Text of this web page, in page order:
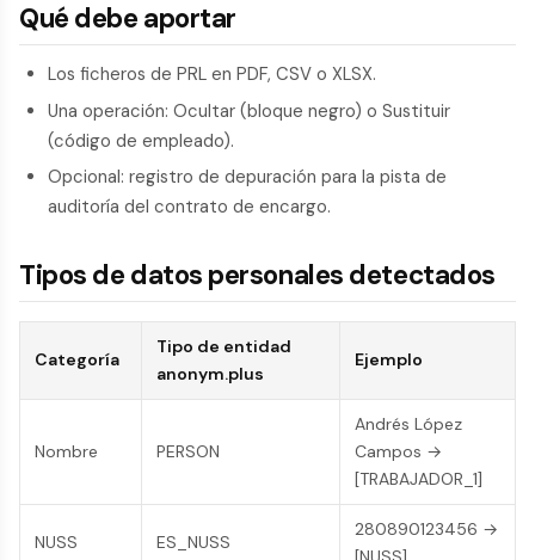
Qué debe aportar
Los ficheros de PRL en PDF, CSV o XLSX.
Una operación: Ocultar (bloque negro) o Sustituir
(código de empleado).
Opcional: registro de depuración para la pista de
auditoría del contrato de encargo.
Tipos de datos personales detectados
Categoría
Tipo de entidad
anonym.plus
Ejemplo
Nombre PERSON
Andrés López
Campos →
[TRABAJADOR_1]
NUSS ES_NUSS
280890123456 →